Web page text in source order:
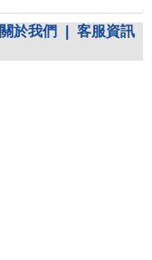
關於我們
客服資訊